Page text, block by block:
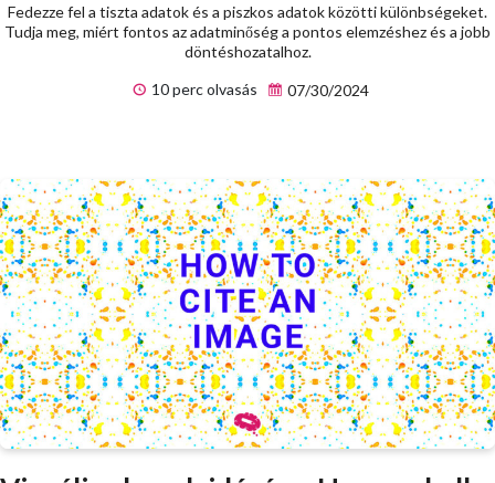
Fedezze fel a tiszta adatok és a piszkos adatok közötti különbségeket.
Tudja meg, miért fontos az adatminőség a pontos elemzéshez és a jobb
döntéshozatalhoz.
10 perc olvasás
07/30/2024